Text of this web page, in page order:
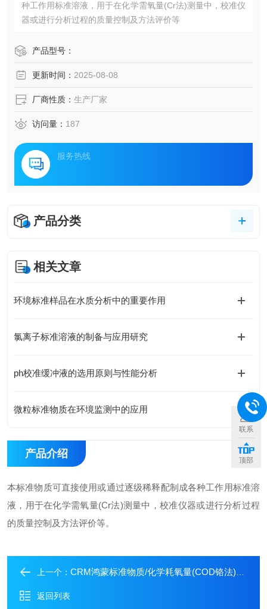
种工作用标准溶液，用于在化学需氧量(Cr法)测量中，校准仪
器或进行分析过程的质量控制及方法评价等
产品型号：
更新时间： 2025-08-08
厂商性质： 生产厂家
访问量： 187
服务热线
产品分类
相关文章
环境标准样品在水质分析中的重要作用
氯离子标准溶液的制备与应用研究
ph校准缓冲液的选用原则与性能分析
微粒标准物质在环境监测中的应用
产品介绍
本标准物质可直接使用或通过逐级稀释配制成各种工作用标准溶
液，用于在化学需氧量(Cr法)测量中，校准仪器或进行分析过程
的质量控制及方法评价等。
上一个： CRM鸿蒙标准物质/化学耗氧量(COD铬法)溶液标准物质100μg/mL500mL
返回列表
联系
顶部